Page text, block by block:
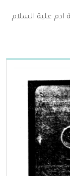
علية السلام